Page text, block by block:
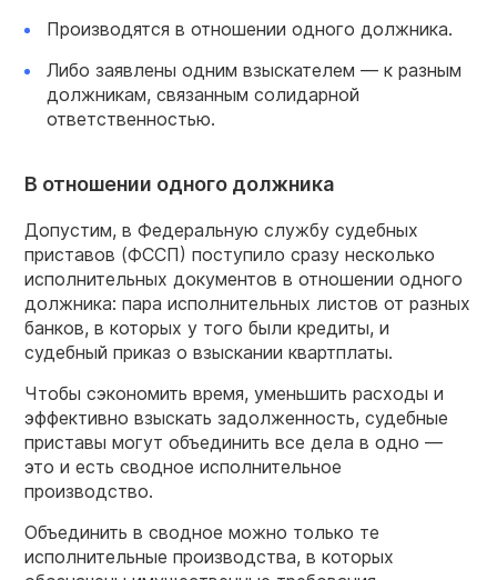
Производятся в отношении одного должника.
Либо заявлены одним взыскателем — к разным
должникам, связанным солидарной
ответственностью.
В отношении одного должника
Допустим, в Федеральную службу судебных
приставов (ФССП) поступило сразу несколько
исполнительных документов в отношении одного
должника: пара исполнительных листов от разных
банков, в которых у того были кредиты, и
судебный приказ о взыскании квартплаты.
Чтобы сэкономить время, уменьшить расходы и
эффективно взыскать задолженность, судебные
приставы могут объединить все дела в одно —
это и есть сводное исполнительное
производство.
Объединить в сводное можно только те
исполнительные производства, в которых